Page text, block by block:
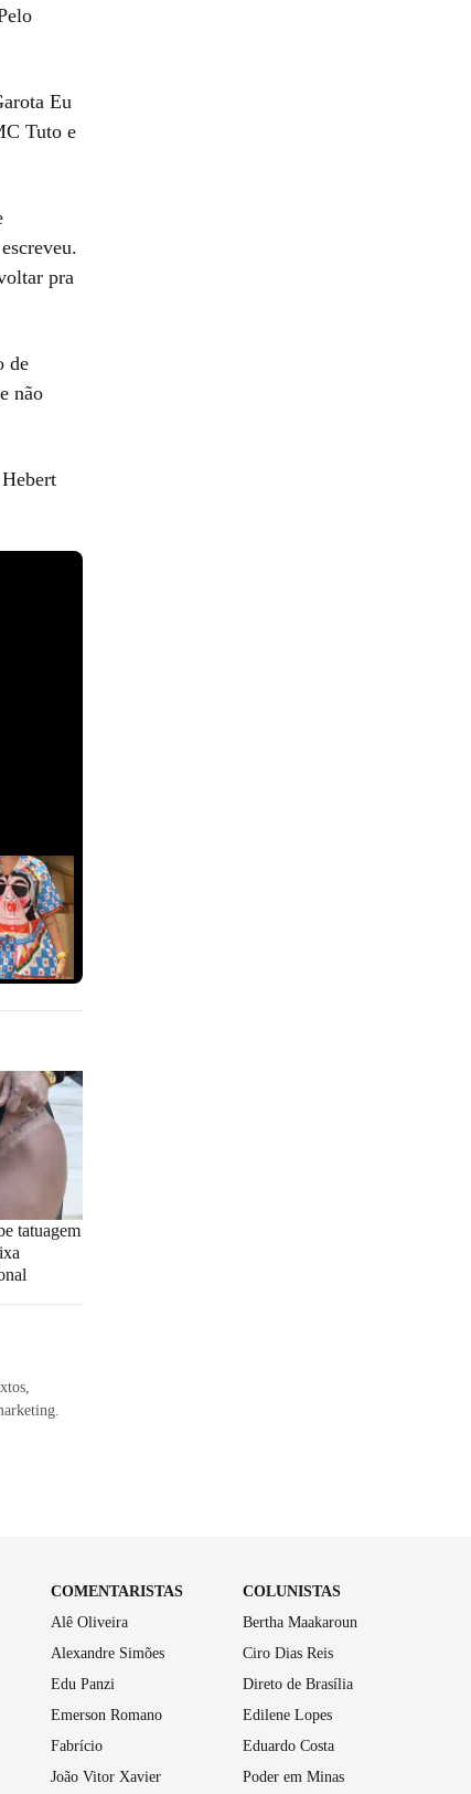
Eu
Tuto e
pra
de
não
tatuagem
COMENTARISTAS
Alê Oliveira
Alexandre Simões
Edu Panzi
Emerson Romano
Fabrício
João Vitor Xavier
COLUNISTAS
Bertha Maakaroun
Ciro Dias Reis
Direto de Brasília
Edilene Lopes
Eduardo Costa
Poder em Minas